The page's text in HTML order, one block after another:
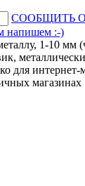
СООБЩИТЬ О
напишем :-)
1-10 мм
для
магазинах